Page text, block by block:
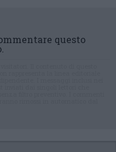
questo